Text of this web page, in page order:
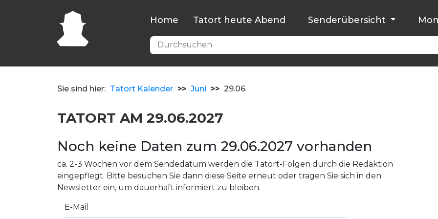
Home Tatort heute Abend Senderübersicht
Sie sind hier: Tatort Kalender >> Juni >> 29.06
TATORT AM 29.06.2027
Noch keine Daten zum 29.06.2027 vorhanden
ca. 2-3 Wochen vor dem Sendedatum werden die Tatort-Folgen durch die Redaktion
eingepflegt. Bitte besuchen Sie dann diese Seite erneut oder tragen Sie sich in den
Newsletter ein, um dauerhaft informiert zu bleiben.
E-Mail